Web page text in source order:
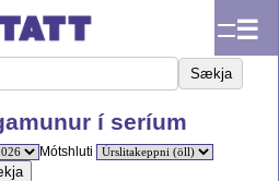
☰
Sækja
í seríum
Mótshluti